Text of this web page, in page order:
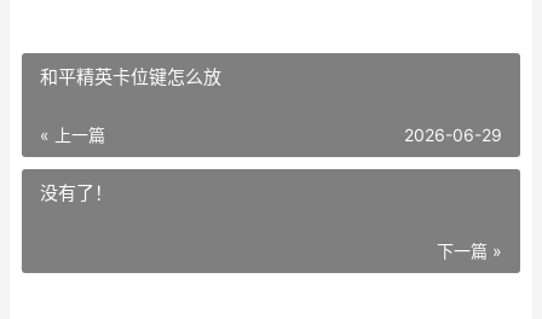
和平精英卡位键怎么放
« 上一篇 2026-06-29
没有了！
下一篇 »